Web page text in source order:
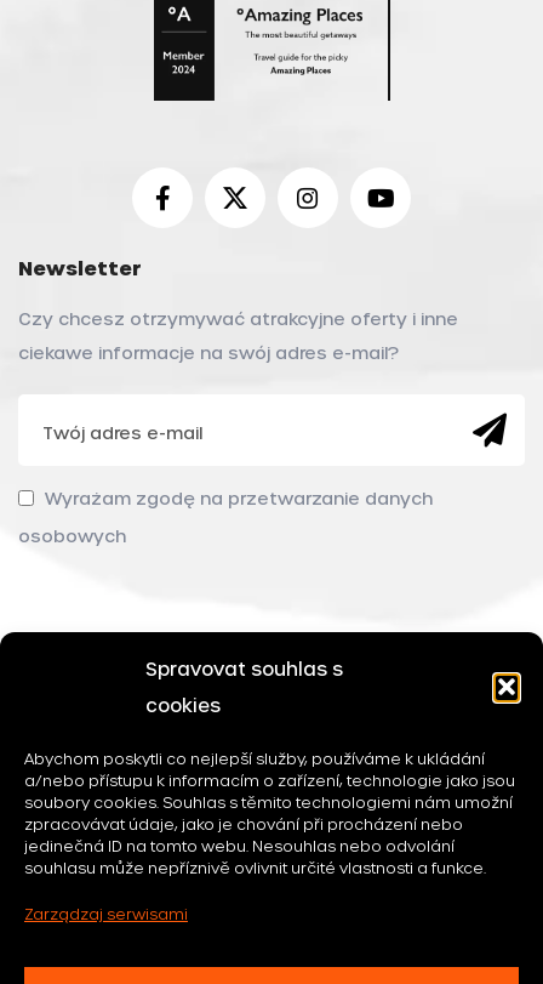
Spravovat souhlas s
cookies
Abychom poskytli co nejlepší služby, používáme k ukládání
a/nebo přístupu k informacím o zařízení, technologie jako jsou
soubory cookies. Souhlas s těmito technologiemi nám umožní
zpracovávat údaje, jako je chování při procházení nebo
jedinečná ID na tomto webu. Nesouhlas nebo odvolání
souhlasu může nepříznivě ovlivnit určité vlastnosti a funkce.
Zarządzaj serwisami
Newsletter
Czy chcesz otrzymywać atrakcyjne oferty i inne
ciekawe informacje na swój adres e-mail?
Wyrażam zgodę na przetwarzanie danych
osobowych
felicityhotels.cz ©2026
Zasady ochrony danych osobowych
Ogólne Warunki Handlowe
Akceptujemy programy benefitowe